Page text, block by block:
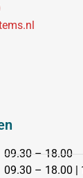
09.30 – 18.00
09.30 – 18.00 |